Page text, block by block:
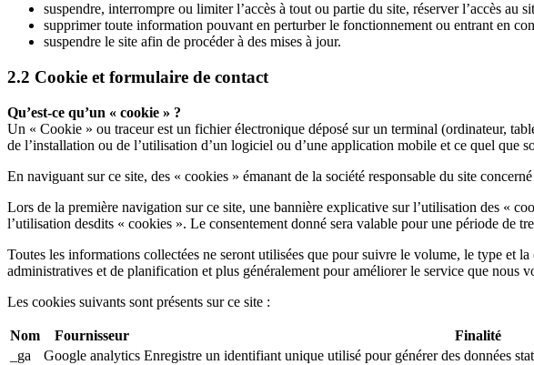
suspendre, interrompre ou limiter l’accès à tout ou partie du site, réserver l’accès au
supprimer toute information pouvant en perturber le fonctionnement ou entrant en
suspendre le site afin de procéder à des mises à jour.
2.2 Cookie et formulaire de contact
Qu’est-ce qu’un « cookie » ?
Un « Cookie » ou traceur est un fichier électronique déposé sur un terminal (ordinateur,
de l’installation ou de l’utilisation d’un logiciel ou d’une application mobile et ce quel que
En naviguant sur ce site, des « cookies » émanant de la société responsable du site
Lors de la première navigation sur ce site, une bannière explicative sur l’utilisation des «
l’utilisation desdits « cookies ». Le consentement donné sera valable pour une période de
Toutes les informations collectées ne seront utilisées que pour suivre le volume, le type et
administratives et de planification et plus généralement pour améliorer le service que nous
Les cookies suivants sont présents sur ce site :
Nom Fournisseur Finalité
_ga
Google analytics Enregistre un identifiant unique utilisé pour générer des données